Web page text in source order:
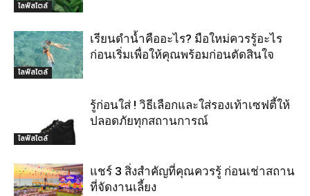
ไลฟ์สไตล์
ไลฟ์สไตล์
เรียนดำน้ำคืออะไร? มือใหม่ควรรู้อะไร
ก่อนเริ่มเพื่อให้คุณพร้อมก่อนตัดสินใจ
ไลฟ์สไตล์
รู้ก่อนใส่ ! วิธีเลือกและใส่รองเท้าเซฟตี้ให้
ปลอดภัยทุกสถานการณ์
แชร์ 3 สิ่งสำคัญที่คุณควรรู้ ก่อนเช่าสถาน
ที่จัดงานเลี้ยง